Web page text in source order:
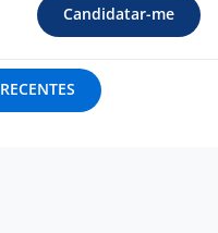
Candidatar-me